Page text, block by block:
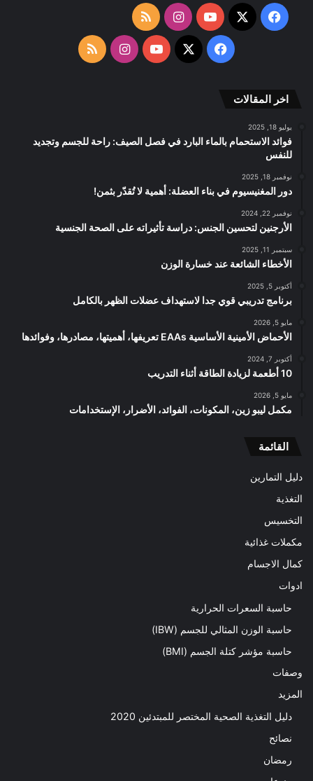
فيسبوك
‫X
‫YouTubeانستقرامملخص
الموقع
فيسبوك
‫X
‫YouTubeانستقرامملخص
اخر المقالات
يوليو 18, 2025
فوائد الاستحمام بالماء البارد في فصل الصيف: راحة للجسم وتجديد
للنفس
نوفمبر 18, 2025
دور المغنيسيوم في بناء العضلة: أهمية لا تُقدّر بثمن!
نوفمبر 22, 2024
الأرجنين لتحسين الجنس: دراسة تأثيراته على الصحة الجنسية
سبتمبر 11, 2025
الأخطاء الشائعة عند خسارة الوزن
أكتوبر 5, 2025
برنامج تدريبي قوي جدا لاستهداف عضلات الظهر بالكامل
مايو 5, 2026
الأحماض الأمينية الأساسية EAAs تعريفها، أهميتها، مصادرها، وفوائدها
أكتوبر 7, 2024
10 أطعمة لزيادة الطاقة أثناء التدريب
مايو 5, 2026
مكمل ليبو زين، المكونات، الفوائد، الأضرار، الإستخدامات
القائمة
دليل التمارين
التغذية
التخسيس
مكملات غذائية
كمال الاجسام
ادوات
حاسبة السعرات الحرارية
حاسبة الوزن المثالي للجسم (IBW)
حاسبة مؤشر كتلة الجسم (BMI)
وصفات
المزيد
دليل التغذية الصحية المختصر للمبتدئين 2020​
نصائح
رمضان